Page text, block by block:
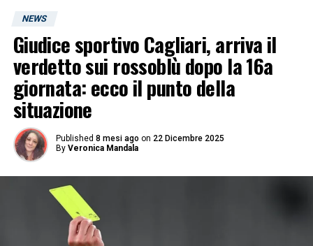
NEWS
Giudice sportivo Cagliari, arriva il
verdetto sui rossoblù dopo la 16a
giornata: ecco il punto della
situazione
Published 8 mesi ago on 22 Dicembre 2025
By Veronica Mandala